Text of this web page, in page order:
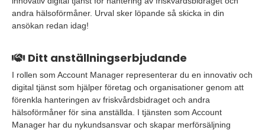
andra hälsoförmåner. Urval sker löpande så skicka in din
ansökan redan idag!
Ditt anställningserbjudande
I rollen som Account Manager representerar du en innovativ och
digital tjänst som hjälper företag och organisationer genom att
förenkla hanteringen av friskvårdsbidraget och andra
hälsoförmåner för sina anställda. I tjänsten som Account
Manager har du nykundsansvar och skapar merförsäljning